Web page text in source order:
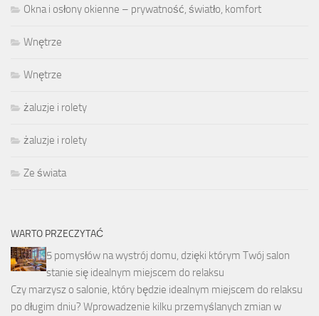
Okna i osłony okienne – prywatność, światło, komfort
Wnętrze
Wnętrze
żaluzje i rolety
żaluzje i rolety
Ze świata
WARTO PRZECZYTAĆ
5 pomysłów na wystrój domu, dzięki którym Twój salon
stanie się idealnym miejscem do relaksu
Czy marzysz o salonie, który będzie idealnym miejscem do relaksu
po długim dniu? Wprowadzenie kilku przemyślanych zmian w